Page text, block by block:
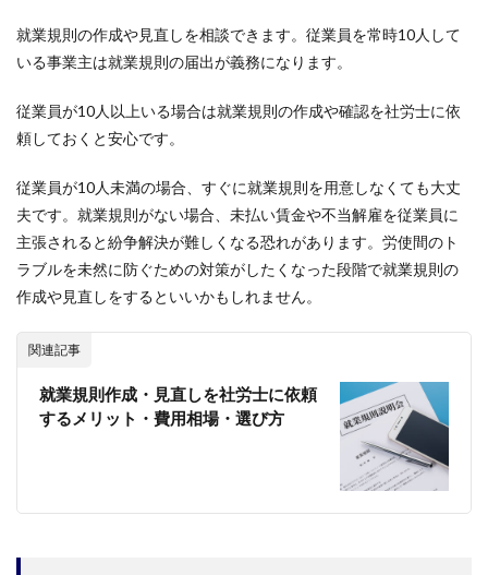
就業規則の作成や見直しを相談できます。従業員を常時10人して
いる事業主は就業規則の届出が義務になります。
従業員が10人以上いる場合は就業規則の作成や確認を社労士に依
頼しておくと安心です。
従業員が10人未満の場合、すぐに就業規則を用意しなくても大丈
夫です。就業規則がない場合、未払い賃金や不当解雇を従業員に
主張されると紛争解決が難しくなる恐れがあります。労使間のト
ラブルを未然に防ぐための対策がしたくなった段階で就業規則の
作成や見直しをするといいかもしれません。
関連記事
就業規則作成・見直しを社労士に依頼
するメリット・費用相場・選び方